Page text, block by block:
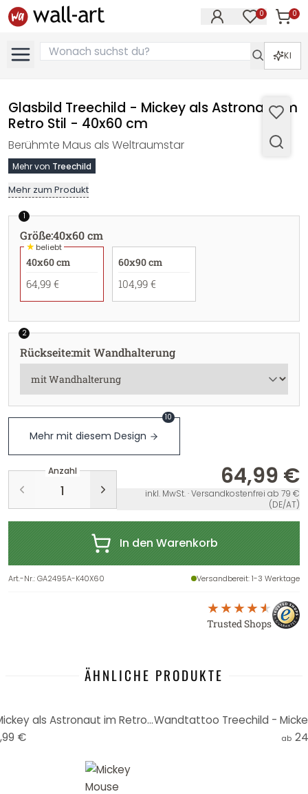
0 0
KI
Glasbild Treechild - Mickey als Astronaut im
Retro Stil - 40x60 cm
Berühmte Maus als Weltraumstar
Mehr von Treechild
Mehr zum Produkt
1
Größe:40x60 cm
★beliebt
40x60 cm
64,99 €
60x90 cm
104,99 €
2
Rückseite:mit Wandhalterung
Mehr mit diesem Design
10
Anzahl 64,99 €
inkl. MwSt. · Versandkostenfrei ab 79 €
(DE/AT)
In den Warenkorb
Art.-Nr.:GA2495A-K40X60 Versandbereit: 1-3 Werktage
Trusted Shops
ÄHNLICHE PRODUKTE
Rundes Wandbild Treechild - Mickey als Astronaut im Retro Stil - Alu-Dibond
€
ab